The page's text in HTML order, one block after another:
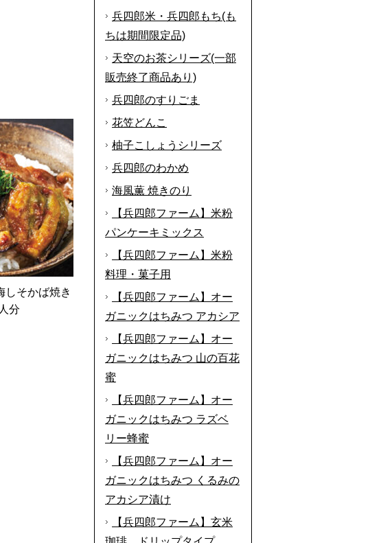
しそかば焼き
分
兵四郎米・兵四郎もち(も
ちは期間限定品)
天空のお茶シリーズ(一部
販売終了商品あり)
兵四郎のすりごま
花笠どんこ
柚子こしょうシリーズ
兵四郎のわかめ
海風薫 焼きのり
【兵四郎ファーム】米粉
パンケーキミックス
【兵四郎ファーム】米粉
料理・菓子用
【兵四郎ファーム】オー
ガニックはちみつ アカシア
【兵四郎ファーム】オー
ガニックはちみつ 山の百花
蜜
【兵四郎ファーム】オー
ガニックはちみつ ラズベ
リー蜂蜜
【兵四郎ファーム】オー
ガニックはちみつ くるみの
アカシア漬け
【兵四郎ファーム】玄米